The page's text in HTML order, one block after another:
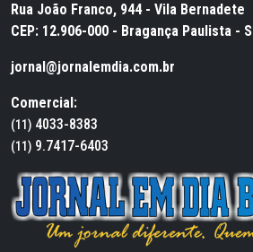
Rua João Franco, 944 - Vila Bernadete
CEP: 12.906-000 - Bragança Paulista -
jornal@jornalemdia.com.br
Comercial:
(11) 4033-8383
(11) 9.7417-6403